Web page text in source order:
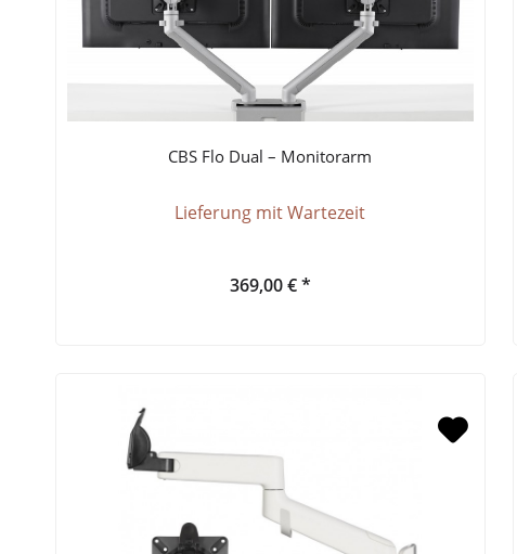
CBS Flo Dual – Monitorarm
Lieferung mit Wartezeit
369,00 € *